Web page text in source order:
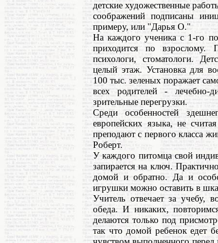
детские художественные
соображений подписаны
примеру, или "Дарья О."
На каждого ученика с 1-го
приходится по взрослому.
психологи, стоматологи.
целый этаж. Установка для
100 тыс. зеленых поражает
всех родителей - лечебно-
зрительные перегрузки.
Среди особенностей
европейских языка, не
преподают с первого класса
Роберт.
У каждого питомца свой
запирается на ключ.
домой и обратно. Да и
игрушки можно оставить в
Учитель отвечает за учебу,
обеда. И никаких,
делаются только под
так что домой ребенок едет